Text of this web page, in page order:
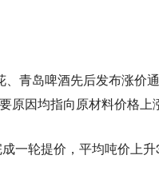
青岛啤酒先后发布涨价
原因均指向原材料价格上
一轮提价，平均吨价上升